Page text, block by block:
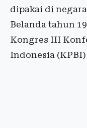
dipakai di
Belanda tahun
Kongres III
Indonesia